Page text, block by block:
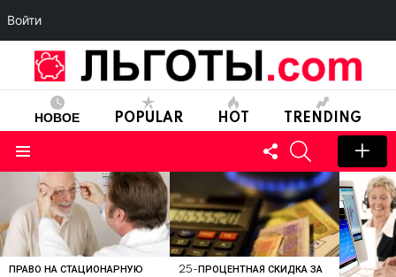
НОВОЕ POPULAR HOT TRENDING
FOLLOW
US
LATEST
STORIES
ПРАВО НА СТАЦИОНАРНУЮ
25-ПРОЦЕНТНАЯ СКИДКА ЗА
Войти